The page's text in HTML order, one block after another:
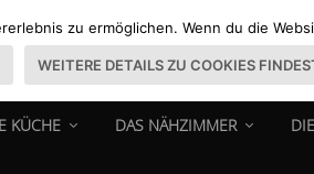
KÜCHE DAS NÄHZIMMER
zu ermöglichen. Wenn du die
WEITERE DETAILS ZU COOKIES